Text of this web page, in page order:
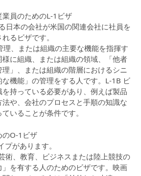
員のためのL-1ビザ
日本の会社が米国の関連会社に社員を
るビザです。
理、または組織の主要な機能を指揮す
に組織、または組織の領域、「他者
」、または組織の階層におけるシニ
機能」の管理をする人です。L-1B ビ
持っている必要があり、例えば製品
や、会社のプロセスと手順の知識な
いることが条件です。
のO-1ビザ
があります。
術、教育、ビジネスまたは陸上競技の
を有する人のためのビザです。映画